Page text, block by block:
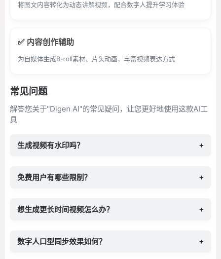
将图文内容转化为动态讲解视频，配合数字人提升学习体验
✅ 内容创作辅助
为自媒体生成B-roll素材、片头动画，丰富视频表达方式
常见问题
解答您关于"Digen AI"的常见疑问，让您更好地使用这款AI工
具
生成视频有水印吗？ +
免费用户有哪些限制？ +
想生成更长时间视频怎么办？ +
数字人口型同步效果如何？ +